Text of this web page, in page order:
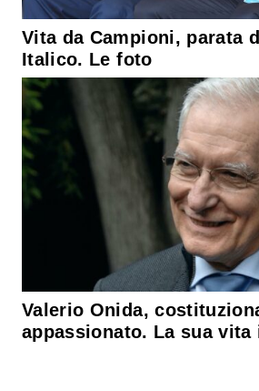
Vita da Campioni, parata
Italico. Le foto
Valerio Onida,
appassionato. La sua vita